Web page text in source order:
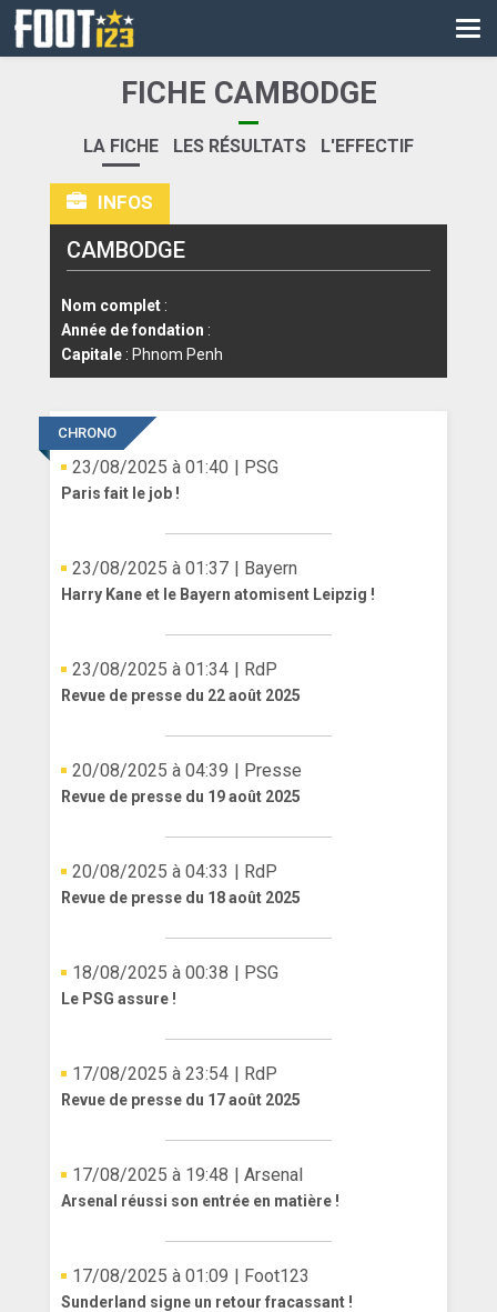
CM
LIGUE DES CHAMPIONS
PALMARÈS
LES DIRECTS
LIGUE 1
LIGUE 2
COUPE DE FRANCE
COUPE DE LA LIGUE
ALLEMAGNE
FICHE CAMBODGE
LA FICHE LES RÉSULTATS L'EFFECTIF
INFOS
CAMBODGE
Nom complet :
Année de fondation :
Capitale : Phnom Penh
CHRONO
23/08/2025 à 01:40 | PSG
Paris fait le job !
23/08/2025 à 01:37 | Bayern
Harry Kane et le Bayern atomisent Leipzig !
23/08/2025 à 01:34 | RdP
Revue de presse du 22 août 2025
20/08/2025 à 04:39 | Presse
Revue de presse du 19 août 2025
20/08/2025 à 04:33 | RdP
Revue de presse du 18 août 2025
18/08/2025 à 00:38 | PSG
Le PSG assure !
17/08/2025 à 23:54 | RdP
Revue de presse du 17 août 2025
17/08/2025 à 19:48 | Arsenal
Arsenal réussi son entrée en matière !
17/08/2025 à 01:09 | Foot123
Sunderland signe un retour fracassant !